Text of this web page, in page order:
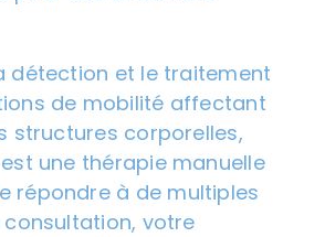
détection et le traitement
de mobilité affectant
structures corporelles,
une thérapie manuelle
répondre à de multiples
consultation, votre